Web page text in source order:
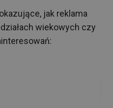
jak reklama
wiekowych czy